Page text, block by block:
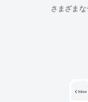
さまざま